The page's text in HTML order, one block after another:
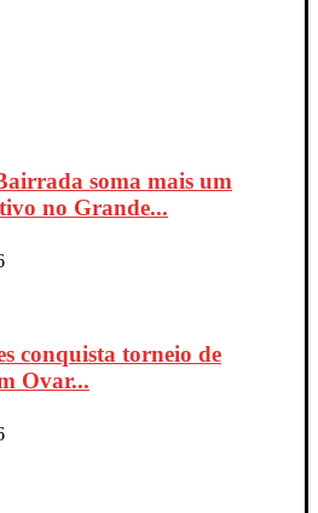
soma mais um
no Grande...
conquista torneio de
Ovar...